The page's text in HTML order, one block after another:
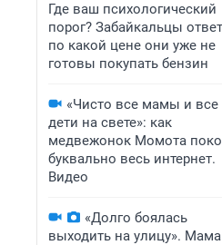
Где ваш психологический
порог? Забайкальцы
по какой цене они уже не
готовы покупать бензин
«Чисто все мамы и все
дети на свете»: как
медвежонок Момота
буквально весь интернет.
Видео
«Долго боялась
выходить на улицу». Мама